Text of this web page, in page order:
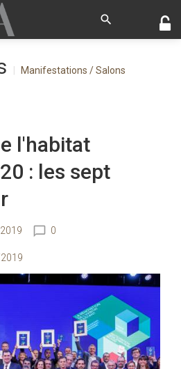
Manifestations / Salons
l'habitat
: les sept
0